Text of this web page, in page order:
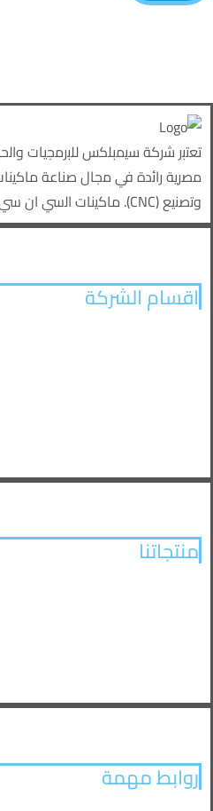
ﺗﻌﺗﺑر ﺷرﻛﺔ ﺳﯾﻣﺑﻠﻛس ﻟﻠﺑرﻣﺟﯾﺎت
ﻣﺻرﯾﺔ راﺋدة ﻓﻲ ﻣﺟﺎل ﺻﻧﺎﻋﺔ
وﺗﺻﻧﯾﻊ (CNC). ﻣﺎﻛﯾﻧﺎت اﻟﺳﻲ ان ﺳﻲ
اقسام الشركة
منتجاتنا
روابط مهمة